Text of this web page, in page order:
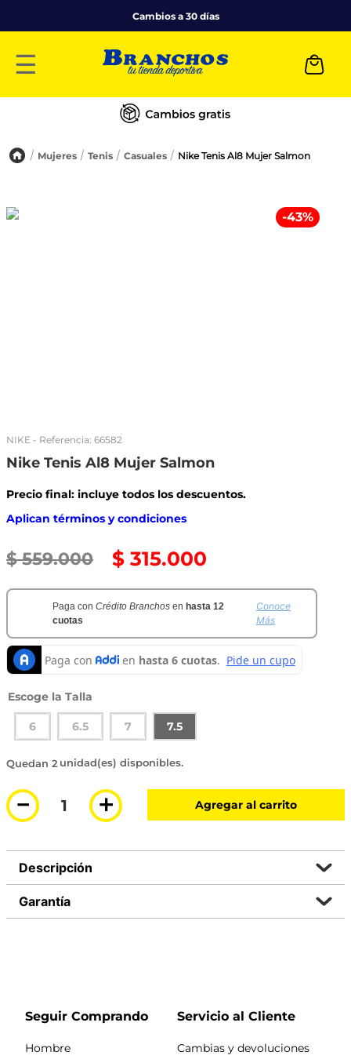
Cambios a 30 días
☰
Mujeres Tenis Casuales Nike Tenis Al8 Mujer Salmon
-43%
NIKE - Referencia: 66582
Nike Tenis Al8 Mujer Salmon
Precio final: incluye todos los descuentos.
Aplican términos y condiciones
$ 559.000 $ 315.000
Paga con Crédito Branchos en hasta 12
cuotas
Conoce
Más
Talla
6 6.5 7 7.5
2 disponibles
＋
－ Agregar al carrito
Descripción
Garantía
Seguir Comprando
Hombre
Servicio al Cliente
Cambias y devoluciones